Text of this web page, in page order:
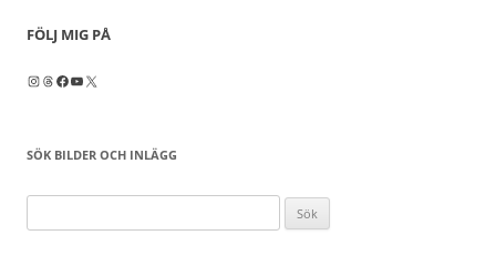
FÖLJ MIG PÅ
Instagram
Threads
Facebook
YouTube
X
SÖK BILDER OCH INLÄGG
efter: